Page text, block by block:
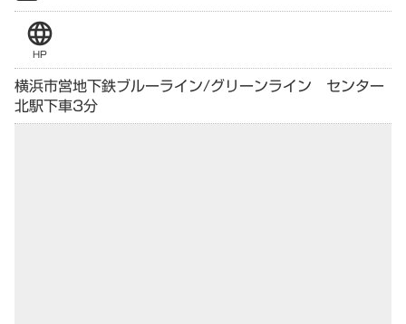
language
HP
横浜市営地下鉄ブルーライン/グリーンライン センター
北駅下車3分